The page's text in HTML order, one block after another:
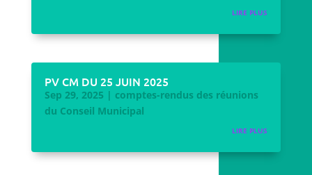
LIRE PLUS
PV CM DU 25 JUIN 2025
Sep 29, 2025 | comptes-rendus des réunions
du Conseil Municipal
LIRE PLUS